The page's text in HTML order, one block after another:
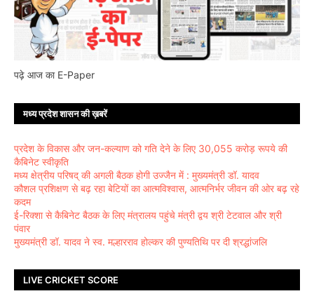
पढ़े आज का E-Paper
मध्य प्रदेश शासन की ख़बरें
प्रदेश के विकास और जन-कल्याण को गति देने के लिए 30,055 करोड़ रूपये की
कैबिनेट स्वीकृति
मध्य क्षेत्रीय परिषद् की अगली बैठक होगी उज्जैन में : मुख्यमंत्री डॉ. यादव
कौशल प्रशिक्षण से बढ़ रहा बेटियों का आत्मविश्वास, आत्मनिर्भर जीवन की ओर बढ़ रहे
कदम
ई-रिक्शा से कैबिनेट बैठक के लिए मंत्रालय पहुंचे मंत्री द्वय श्री टेटवाल और श्री
पंवार
मुख्यमंत्री डॉ. यादव ने स्व. मल्हारराव होल्कर की पुण्यतिथि पर दी श्रद्धांजलि
LIVE CRICKET SCORE